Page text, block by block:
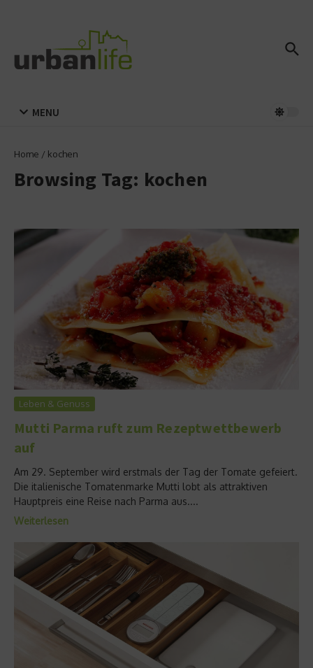
MENU
Home / kochen
Browsing Tag: kochen
Leben & Genuss
Mutti Parma ruft zum Rezeptwettbewerb
auf
Am 29. September wird erstmals der Tag der Tomate gefeiert.
Die italienische Tomatenmarke Mutti lobt als attraktiven
Hauptpreis eine Reise nach Parma aus....
Weiterlesen